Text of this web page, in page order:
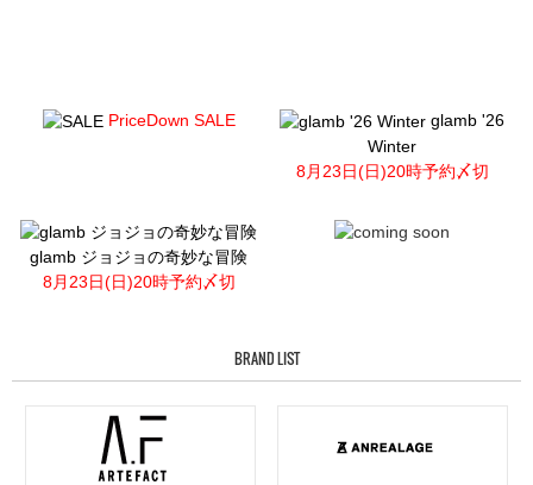
PriceDown SALE
glamb '26
Winter
8月23日(日)20時予約〆切
glamb ジョジョの奇妙な冒険
8月23日(日)20時予約〆切
BRAND LIST